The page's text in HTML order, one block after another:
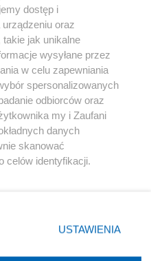
Instagram Youtube
dostęp i
oraz
jak unikalne
wysyłane przez
w celu zapewniania
spersonalizowanych
odbiorców oraz
my i Zaufani
danych
skanować
celów identyfikacji.
ustawień prywatności
rogu strony
wymagają zgody
USTAWIENIA